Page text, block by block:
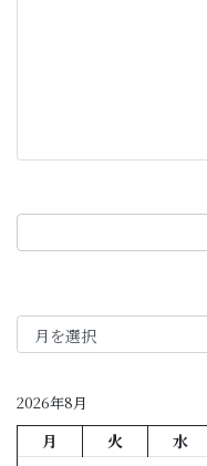
年
月
2026年8月
月 火 水